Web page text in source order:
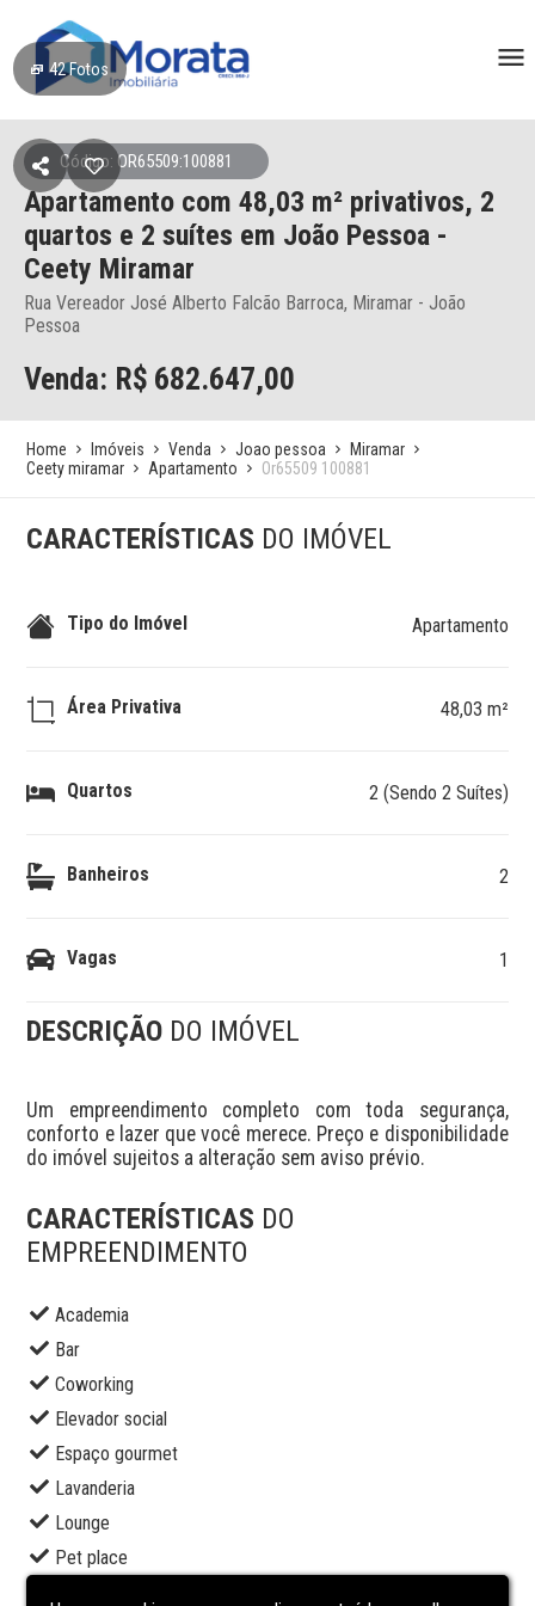
42Fotos
Código: OR65509:100881
Apartamento com 48,03 m² privativos, 2
quartos e 2 suítes em João Pessoa -
Ceety Miramar
Rua Vereador José Alberto Falcão Barroca, Miramar - João
Pessoa
Venda: R$ 682.647,00
Home Imóveis Venda Joao pessoa
Miramar
Ceety miramar
Apartamento Or65509 100881
CARACTERÍSTICAS DO IMÓVEL
Tipo do Imóvel Apartamento
Área Privativa 48,03 m²
Quartos 2 (Sendo 2 Suítes)
Banheiros 2
Vagas 1
DESCRIÇÃO DO IMÓVEL
Um empreendimento completo com toda segurança,
conforto e lazer que você merece. Preço e disponibilidade
do imóvel sujeitos a alteração sem aviso prévio.
CARACTERÍSTICAS DO
EMPREENDIMENTO
Academia
Bar
Coworking
Elevador social
Espaço gourmet
Lavanderia
Lounge
Pet place